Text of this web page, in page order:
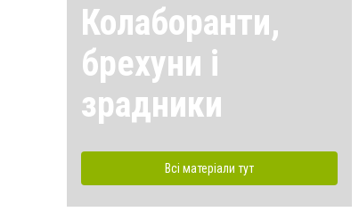
Колаборанти,
брехуни і
зрадники
Всі матеріали тут